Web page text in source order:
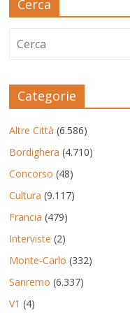
Cerca
Categorie
Altre Città (6.586)
Bordighera (4.710)
Concorso (48)
Cultura (9.117)
Francia (479)
Interviste (2)
Monte-Carlo (332)
Sanremo (6.337)
V1 (4)